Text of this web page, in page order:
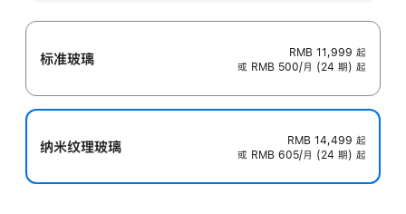
标准玻璃 RMB 11,999 起
或 RMB 500/月 (24 期) 起
纳米纹理玻璃 RMB 14,499 起
或 RMB 605/月 (24 期) 起